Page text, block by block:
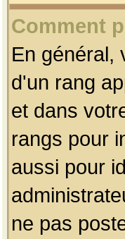
Comment
En général,
d'un rang
et dans
rangs pour
aussi pour
ne pas